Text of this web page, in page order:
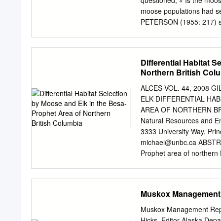
isolates from Saudi
the Sudan. Conclusion:
moose populations had
PETERSON (1955:
Newfoundland could
suggested (PIMLOTT,
in spite of progressive
increase in annual kill. It
within the decade, from
potential harvests of two
in some areas since
management is more
Differential Habitat
Northern British
ALCES VOL. 44, 2008
ELK DIFFERENTIAL
AREA OF NORTHERN
Natural Resources and
3333 University Way,
michael@unbc.ca
Prophet area of
assessments of
examined habitat use
calving and for elk
Muskox
Muskox Management